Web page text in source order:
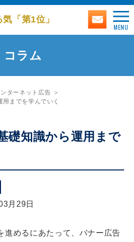
「第1位」
MENU
コラム
ターネット広告
までを学んでいく
礎知識から運用まで
月29日
進めるにあたって、バナー広告